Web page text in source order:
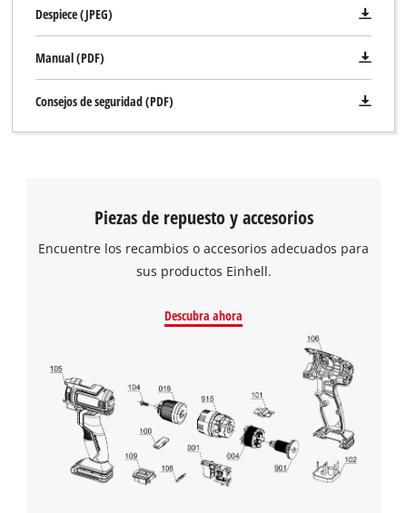
Despiece (JPEG)
Manual (PDF)
Consejos de seguridad (PDF)
Piezas de repuesto y accesorios
Encuentre los recambios o accesorios adecuados para
sus productos Einhell.
Descubra ahora